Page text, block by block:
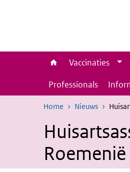
Vaccinaties
Professionals
Home Nieuws
Roemenië